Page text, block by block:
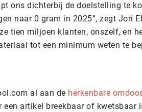
ons dichterbij de doelstelling te
naar 0 gram in 2025”, zegt Jori
tien miljoen klanten, onszelf, en
tot een minimum weten te
al aan de herkenbare
een artikel breekbaar of kwetsbaar